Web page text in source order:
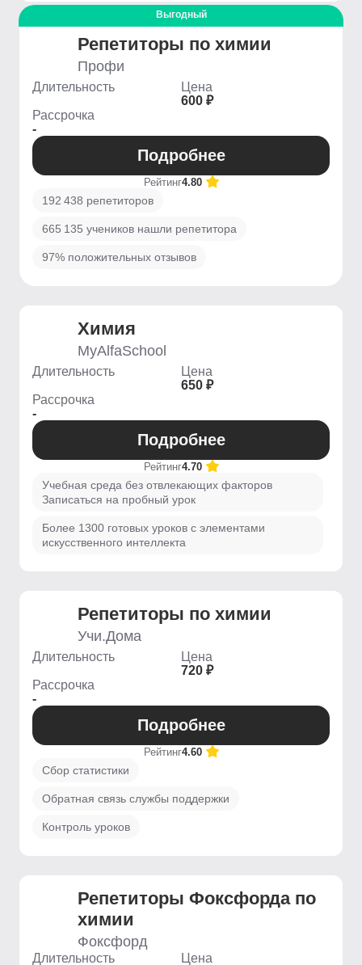
Выгодный
Репетиторы по химии
Профи
Длительность
Цена
600 ₽
Рассрочка
-
Подробнее
Рейтинг4.80
192 438 репетиторов
665 135 учеников нашли репетитора
97% положительных отзывов
Химия
MyAlfaSchool
Длительность
Цена
650 ₽
Рассрочка
-
Подробнее
Рейтинг4.70
Учебная среда без отвлекающих факторов
Записаться на пробный урок
Более 1300 готовых уроков с элементами
искусственного интеллекта
Репетиторы по химии
Учи.Дома
Длительность
Цена
720 ₽
Рассрочка
-
Подробнее
Рейтинг4.60
Сбор статистики
Обратная связь службы поддержки
Контроль уроков
Репетиторы Фоксфорда по
химии
Фоксфорд
Длительность
Цена